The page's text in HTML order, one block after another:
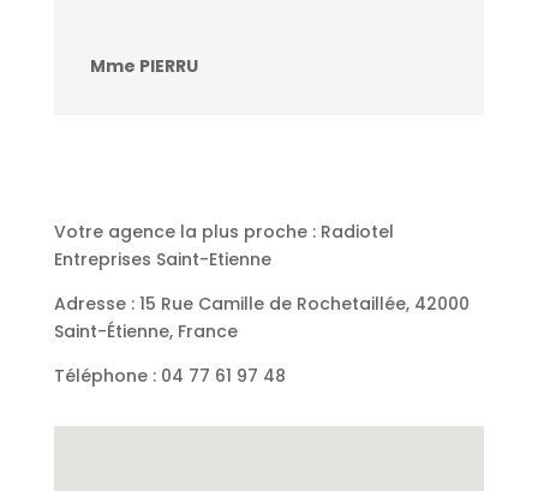
Mme PIERRU
Votre agence la plus proche : Radiotel
Entreprises Saint-Etienne
Adresse : 15 Rue Camille de Rochetaillée, 42000
Saint-Étienne, France
Téléphone : 04 77 61 97 48